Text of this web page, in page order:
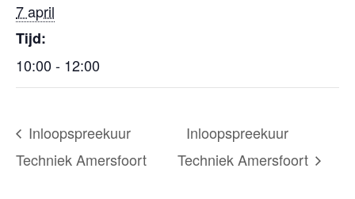
7 april
Tijd:
10:00 - 12:00
Inloopspreekuur
Techniek Amersfoort
Inloopspreekuur
Techniek Amersfoort